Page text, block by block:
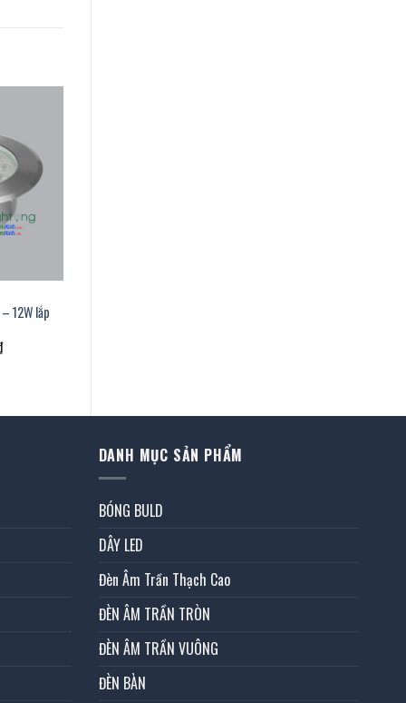
12W lắp
Giá
hiện
DANH MỤC SẢN PHẨM
BÓNG BULD
DÂY LED
Đèn Âm Trần Thạch Cao
ĐÈN ÂM TRẦN TRÒN
ĐÈN ÂM TRẦN VUÔNG
ĐÈN BÀN